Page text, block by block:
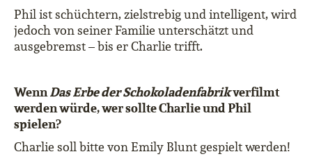
Phil ist schüchtern, zielstrebig und intelligent, wird
jedoch von seiner Familie unterschätzt und
ausgebremst – bis er Charlie trifft.
WennDas Erbe der Schokoladenfabrikverfilmt
werden würde, wer sollte Charlie und Phil
spielen?
Charlie soll bitte von Emily Blunt gespielt werden!